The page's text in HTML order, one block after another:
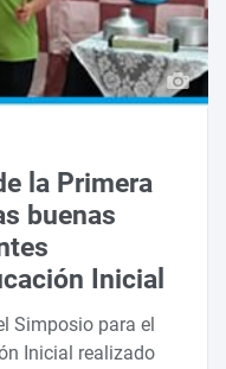
la Primera
buenas
Inicial
Simposio para el
Inicial realizado